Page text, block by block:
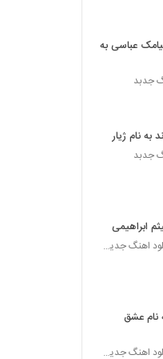
اسلامی
عباسی به
جدبد
به نام ژیار
جدبد
ابراهیمی
دانلود آهنگ جدید، دانلود اهنگ جدید ایرانی
نام عشق
دانلود آهنگ جدید، دانلود اهنگ جدید ایرانی